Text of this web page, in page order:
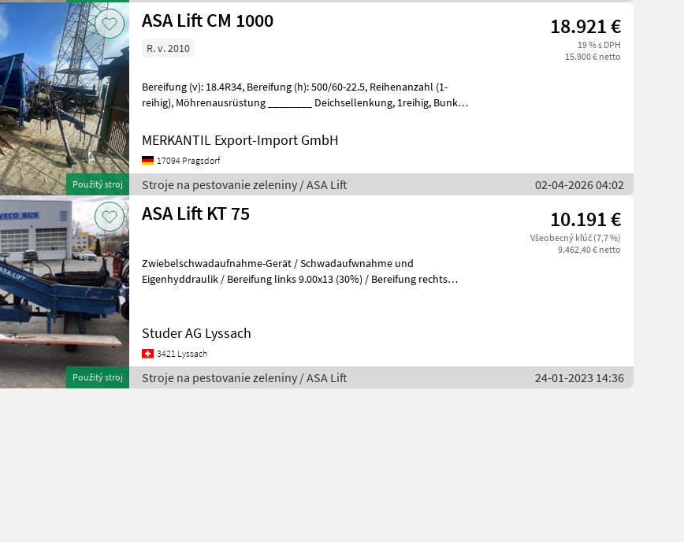
Použitý stroj
ASA Lift CM 1000 18.921 €
19 % s DPH
15.900 € netto
R. v. 2010
Bereifung (v): 18.4R34, Bereifung (h): 500/60-22.5, Reihenanzahl (1-
reihig), Möhrenausrüstung ________ Deichsellenkung, 1reihig, Bunker,
MERKANTIL Export-Import GmbH
17094 Pragsdorf
Stroje na pestovanie zeleniny / ASA Lift 02-04-2026 04:02
Použitý stroj
ASA Lift KT 75 10.191 €
Všeobecný kľúč (7,7 %)
9.462,40 € netto
Zwiebelschwadaufnahme-Gerät / Schwadaufwnahme und
Eigenhyddraulik / Bereifung links 9.00x13 (30%) / Bereifung rechts
Studer AG Lyssach
3421 Lyssach
Stroje na pestovanie zeleniny / ASA Lift 24-01-2023 14:36